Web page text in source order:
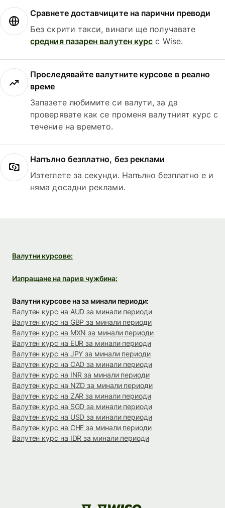
Сравнете доставчиците на парични преводи
Без скрити такси, винаги ще получавате
средния пазарен валутен курс с Wise.
Проследявайте валутните курсове в реално
време
Запазете любимите си валути, за да
проверявате как се променя валутният курс с
течение на времето.
Напълно безплатно, без реклами
Изтеглете за секунди. Напълно безплатно е и
няма досадни реклами.
Валутни курсове:
Изпращане на пари в чужбина:
Валутни курсове на за минали периоди:
Валутен курс на AUD за минали периоди
Валутен курс на GBP за минали периоди
Валутен курс на MXN за минали периоди
Валутен курс на EUR за минали периоди
Валутен курс на JPY за минали периоди
Валутен курс на CAD за минали периоди
Валутен курс на INR за минали периоди
Валутен курс на NZD за минали периоди
Валутен курс на ZAR за минали периоди
Валутен курс на SGD за минали периоди
Валутен курс на USD за минали периоди
Валутен курс на CHF за минали периоди
Валутен курс на IDR за минали периоди